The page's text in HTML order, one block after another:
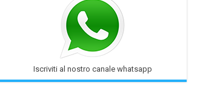
Iscriviti al nostro canale whatsapp